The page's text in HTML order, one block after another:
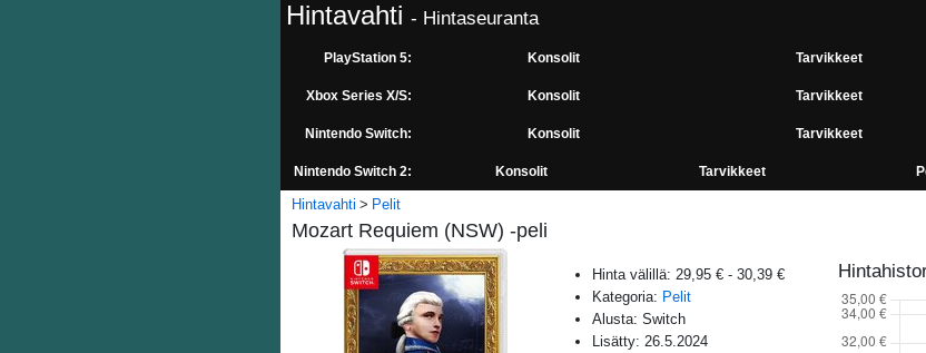
Hintavahti - Hintaseuranta
PlayStation 5: Konsolit Tarvikkeet
Xbox Series X/S: Konsolit Tarvikkeet
Nintendo Switch: Konsolit Tarvikkeet
Nintendo Switch 2: Konsolit Tarvikkeet
Hintavahti Pelit
Mozart Requiem (NSW) -peli
Hinta välillä: 29,95 € - 30,39 €
Kategoria: Pelit
Alusta: Switch
Lisätty: 26.5.2024